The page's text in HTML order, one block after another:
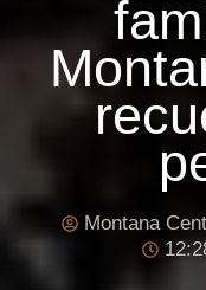
Montana